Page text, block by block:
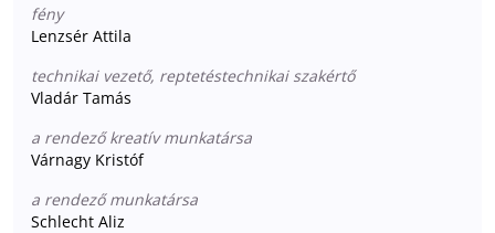
fény
Lenzsér Attila
technikai vezető, reptetéstechnikai szakértő
Vladár Tamás
a rendező kreatív munkatársa
Várnagy Kristóf
a rendező munkatársa
Schlecht Aliz